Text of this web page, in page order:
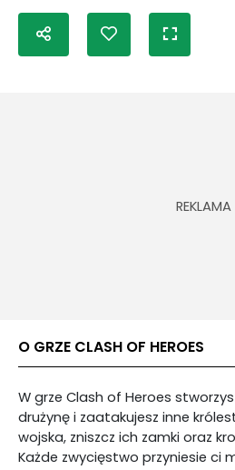
O GRZE CLASH OF HEROES
W grze Clash of Heroes
drużynę i zaatakujesz inne
wojska, zniszcz ich zamki oraz
Każde zwycięstwo przyniesie ci